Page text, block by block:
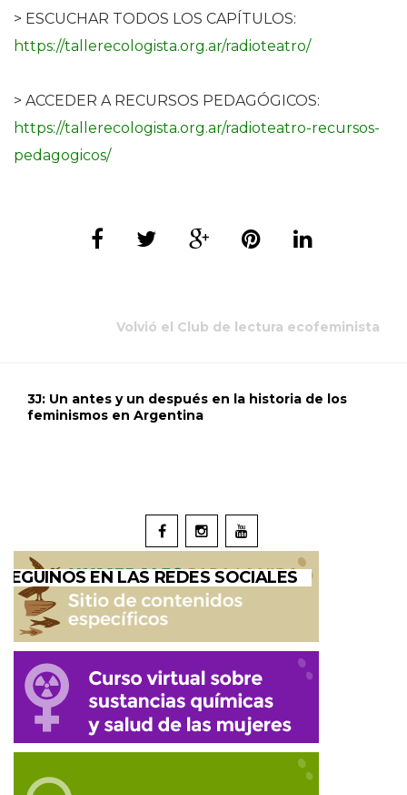
> ESCUCHAR TODOS LOS CAPÍTULOS:
https://tallerecologista.org.ar/radioteatro/
> ACCEDER A RECURSOS PEDAGÓGICOS:
https://tallerecologista.org.ar/radioteatro-recursos-
pedagogicos/
Volvió el Club de lectura ecofeminista
3J: Un antes y un después en la historia de los
feminismos en Argentina
SEGUINOS EN LAS REDES SOCIALES